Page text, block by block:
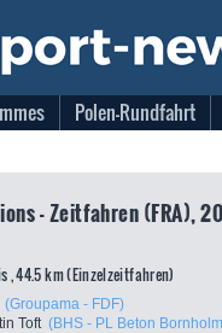
Polen-Rundfahrt
- Zeitfahren (FRA),
, 44.5 km (Einzelzeitfahren)
(Groupama - FDF)
Toft (BHS - PL Beton